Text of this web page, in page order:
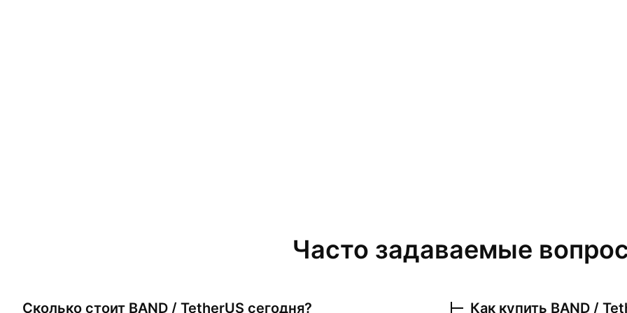
Часто задаваемые
Сколько стоит BAND / TetherUS сегодня? Как купить BAND /